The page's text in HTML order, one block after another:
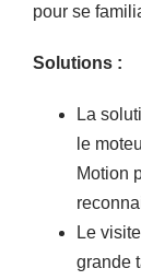
pour se
Solutions :
La
le
Motion
Le
grande